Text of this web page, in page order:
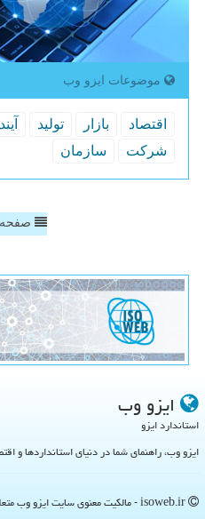
موضوعات ایزو وب
اقتصاد بازار تولید
شركت
سازمان
صفحه
ایزو وب
استاندارد ایزو
ایزو وب، راهنمای شما در دنیای استانداردها و